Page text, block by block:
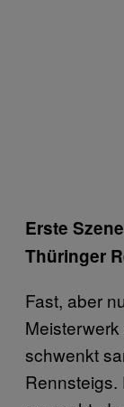
Erste
Thüringer
Fast, aber
schwenkt
Rennsteigs.